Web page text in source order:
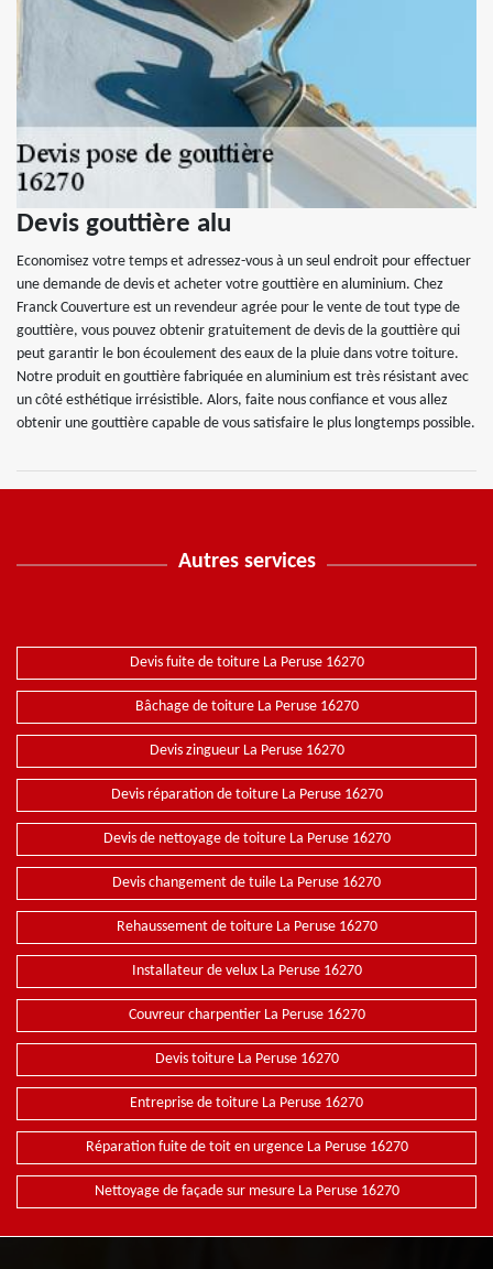
Devis gouttière alu
Economisez votre temps et adressez-vous à un seul endroit pour effectuer
une demande de devis et acheter votre gouttière en aluminium. Chez
Franck Couverture est un revendeur agrée pour le vente de tout type de
gouttière, vous pouvez obtenir gratuitement de devis de la gouttière qui
peut garantir le bon écoulement des eaux de la pluie dans votre toiture.
Notre produit en gouttière fabriquée en aluminium est très résistant avec
un côté esthétique irrésistible. Alors, faite nous confiance et vous allez
obtenir une gouttière capable de vous satisfaire le plus longtemps possible.
Autres services
Devis fuite de toiture La Peruse 16270
Bâchage de toiture La Peruse 16270
Devis zingueur La Peruse 16270
Devis réparation de toiture La Peruse 16270
Devis de nettoyage de toiture La Peruse 16270
Devis changement de tuile La Peruse 16270
Rehaussement de toiture La Peruse 16270
Installateur de velux La Peruse 16270
Couvreur charpentier La Peruse 16270
Devis toiture La Peruse 16270
Entreprise de toiture La Peruse 16270
Réparation fuite de toit en urgence La Peruse 16270
Nettoyage de façade sur mesure La Peruse 16270